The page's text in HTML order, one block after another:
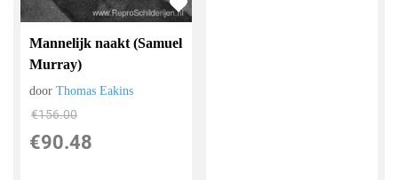
Mannelijk naakt (Samuel
Murray)
doorThomas Eakins
€156.00
€90.48